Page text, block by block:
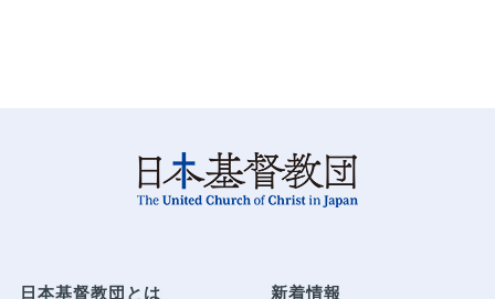
日本基督教団とは 新着情報